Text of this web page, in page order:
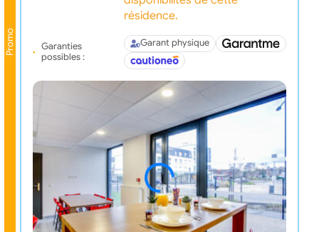
Promo
résidence.
Garanties
possibles :
Garant physique